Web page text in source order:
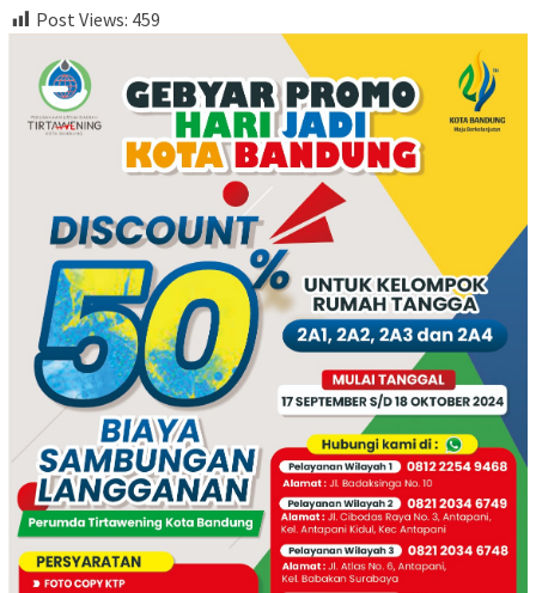
Post Views: 459